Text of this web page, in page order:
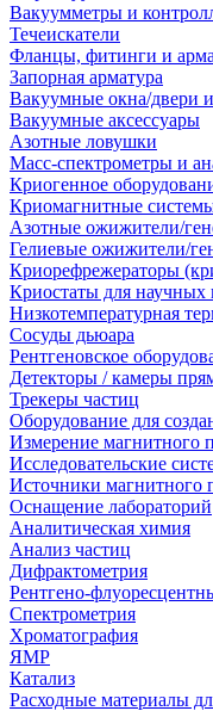
Вакуумметры и
Течеискатели
Фланцы, фитинги и
Запорная арматура
Вакуумные окна/двери
Вакуумные аксессуары
Азотные ловушки
Масс-спектрометры и
Криогенное
Криомагнитные
Азотные ожижители/
Гелиевые ожижители/
Криорефрежераторы
Криостаты для научных
Низкотемпературная
Сосуды дьюара
Рентгеновское
Детекторы / камеры
Трекеры частиц
Оборудование для
Измерение магнитного
Исследовательские
Источники магнитного
Оснащение лабораторий
Аналитическая химия
Анализ частиц
Дифрактометрия
Рентгено-
Спектрометрия
Хроматография
ЯМР
Катализ
Расходные материалы